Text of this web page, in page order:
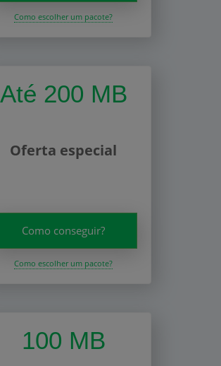
Como escolher um pacote?
Até 200 MB
Oferta especial
Como conseguir?
Como escolher um pacote?
100 MB